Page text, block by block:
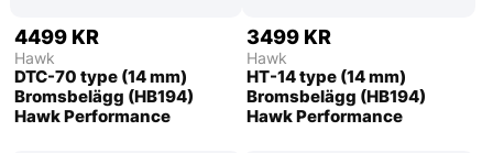
4499 KR
Hawk
DTC-70 type (14 mm)
Bromsbelägg (HB194)
Hawk Performance
3499 KR
Hawk
HT-14 type (14 mm)
Bromsbelägg (HB194)
Hawk Performance